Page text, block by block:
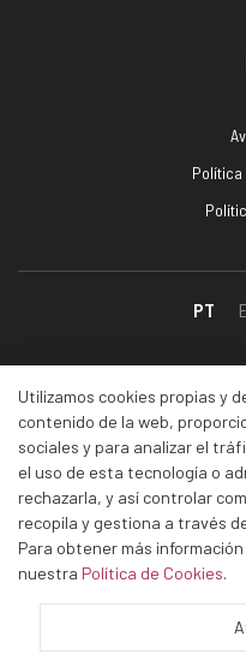
PT
Utilizamos cookies propias y
contenido de la web,
sociales y para analizar el
el uso de esta tecnología o
rechazarla, y así controlar
recopila y gestiona a través
Para obtener más
nuestra Política de Cookies.